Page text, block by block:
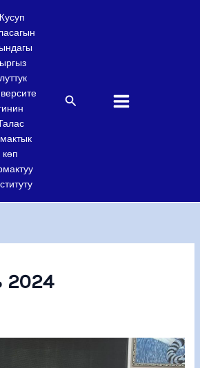
көп
Search
2024